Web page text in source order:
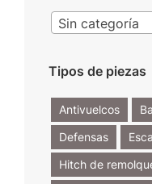
Sin categoría
Tipos de piezas
Antivuelcos
Defensas
Hitch de